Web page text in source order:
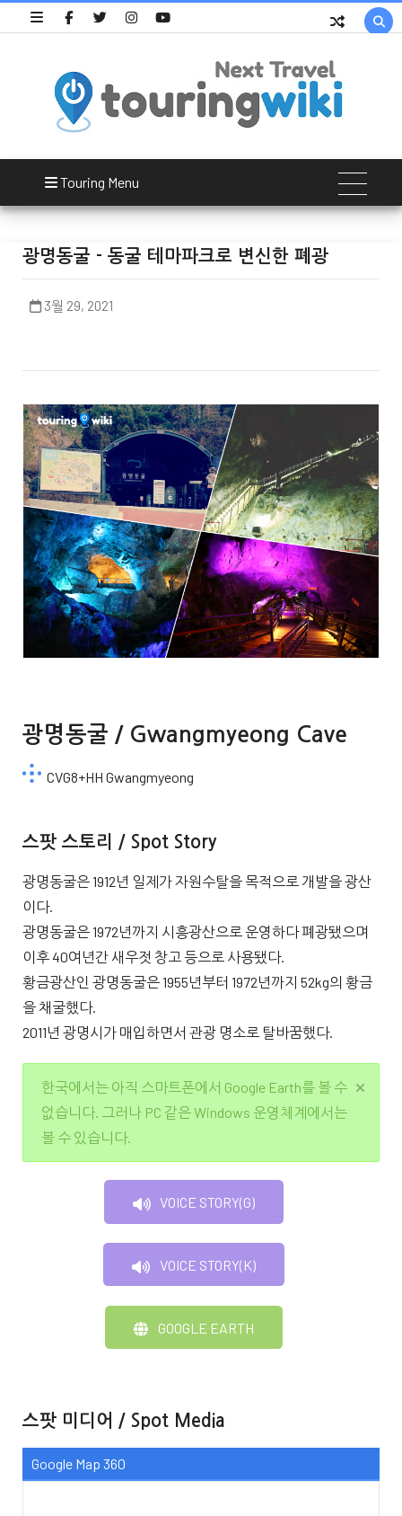

Touring Menu
광명동굴 - 동굴 테마파크로 변신한 폐광
3월 29, 2021
광명동굴 / Gwangmyeong Cave
CVG8+HH Gwangmyeong
스팟 스토리 / Spot Story
광명동굴은 1912년 일제가 자원수탈을 목적으로 개발을 광산
이다.
광명동굴은 1972년까지 시흥광산으로 운영하다 폐광됐으며
이후 40여년간 새우젓 창고 등으로 사용됐다.
황금광산인 광명동굴은 1955년부터 1972년까지 52kg의 황금
을 채굴했다.
2011년 광명시가 매입하면서 관광 명소로 탈바꿈했다.
한국에서는 아직 스마트폰에서 Google Earth를 볼 수
없습니다. 그러나 PC 같은 Windows 운영체계에서는
볼 수 있습니다.
VOICE STORY(G)
VOICE STORY(K)
GOOGLE EARTH
스팟 미디어 / Spot Media
Google Map 360